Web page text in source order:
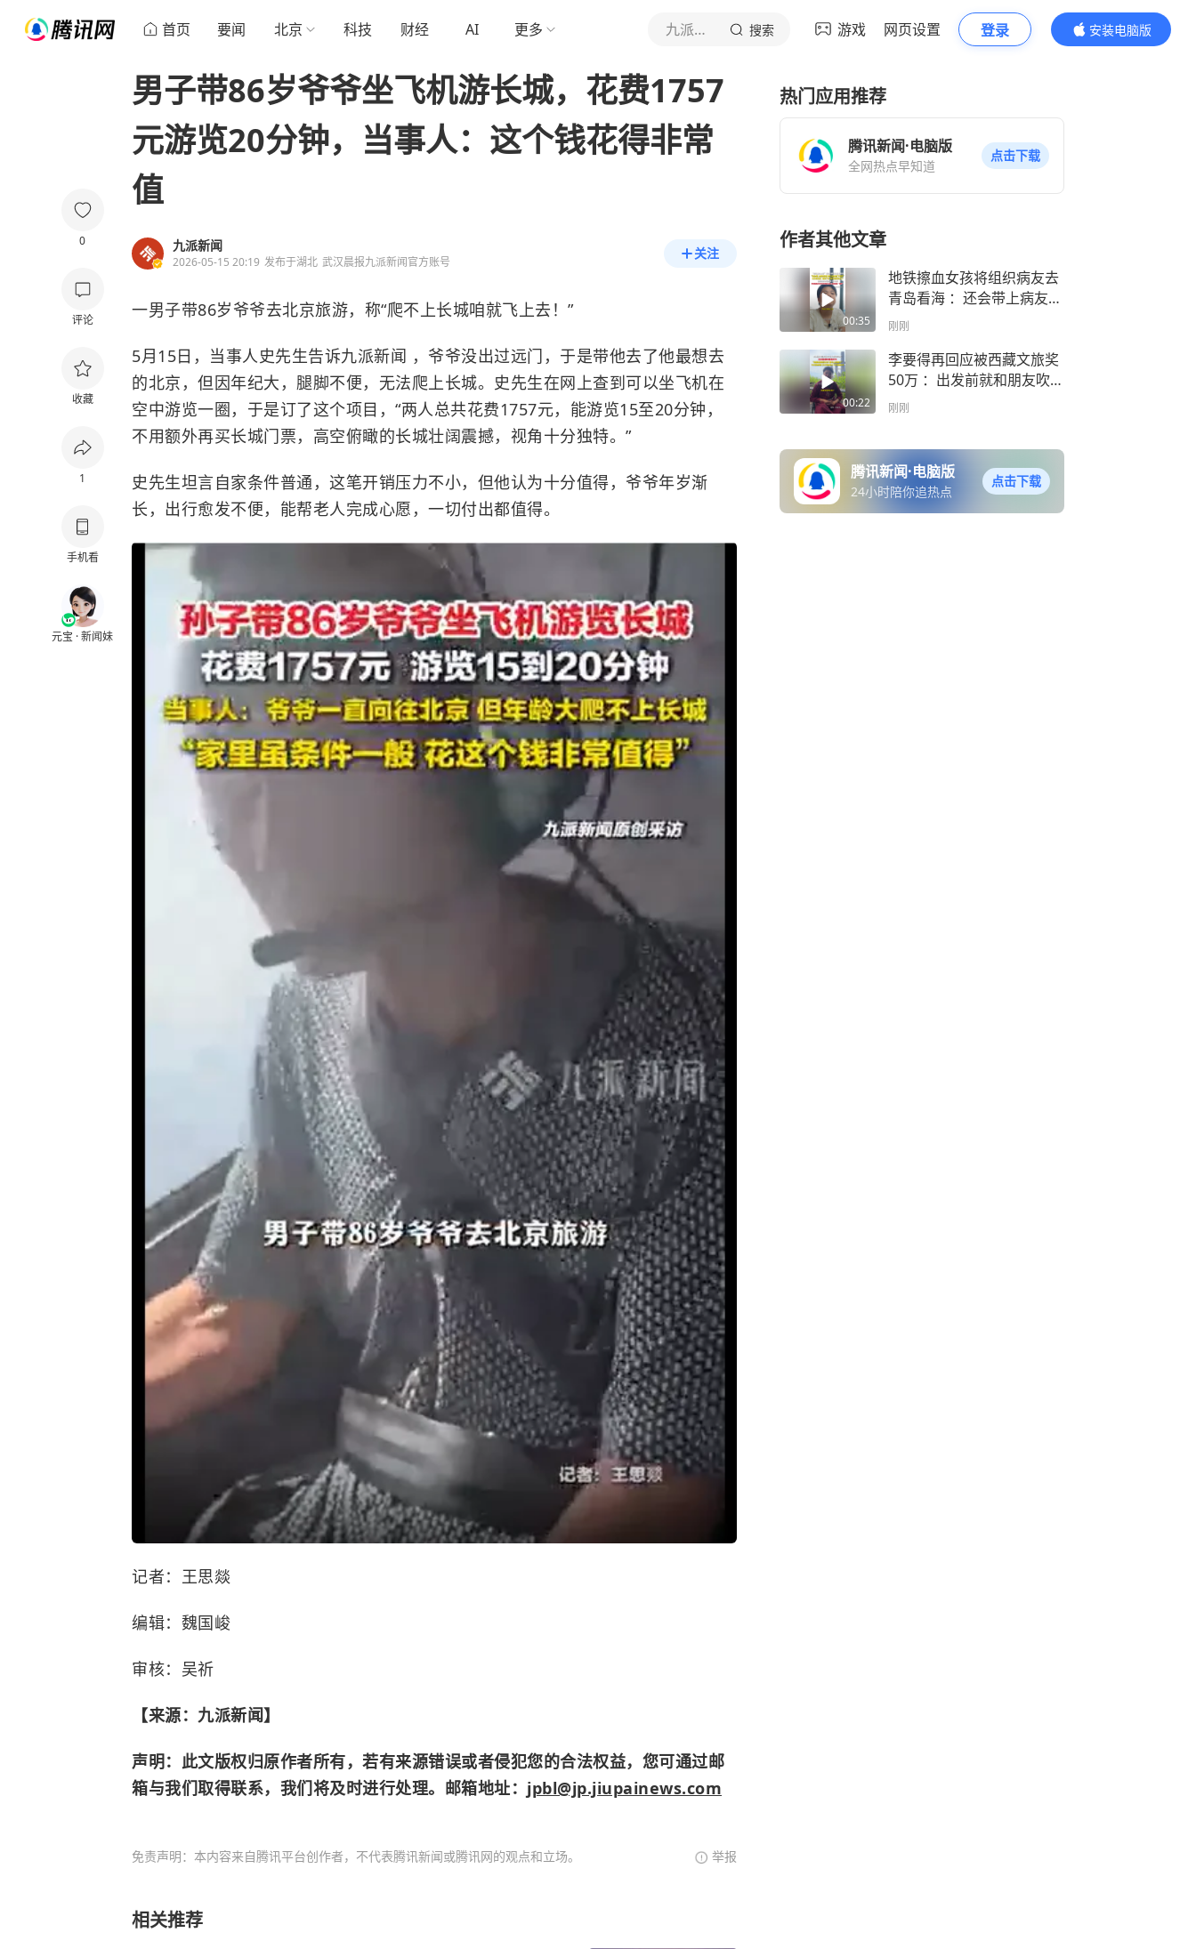
首页 要闻 北京 科技 财经 AI 更多 九派新闻 搜索 游戏 网页设置 登录
安装电脑版
内容更精彩
0
评论
收藏
1
手机看
元宝 · 新闻妹
男子带86岁爷爷坐飞机游长城，花费1757
元游览20分钟，当事人：这个钱花得非常
值
九派新闻
2026-05-15 20:19 发布于湖北 武汉晨报九派新闻官方账号
关注
一男子带86岁爷爷去北京旅游，称“爬不上长城咱就飞上去！”
5月15日，当事人史先生告诉九派新闻 ，爷爷没出过远门，于是带他去了他最想去
的北京，但因年纪大，腿脚不便，无法爬上长城。史先生在网上查到可以坐飞机在
空中游览一圈，于是订了这个项目，“两人总共花费1757元，能游览15至20分钟，
不用额外再买长城门票，高空俯瞰的长城壮阔震撼，视角十分独特。”
史先生坦言自家条件普通，这笔开销压力不小，但他认为十分值得，爷爷年岁渐
长，出行愈发不便，能帮老人完成心愿，一切付出都值得。
记者：王思燚
编辑：魏国峻
审核：吴祈
【来源：九派新闻】
声明：此文版权归原作者所有，若有来源错误或者侵犯您的合法权益，您可通过邮
箱与我们取得联系，我们将及时进行处理。邮箱地址： jpbl@jp.jiupainews.com
免责声明：本内容来自腾讯平台创作者，不代表腾讯新闻或腾讯网的观点和立场。 举报
相关推荐
热门应用推荐
腾讯新闻·电脑版
全网热点早知道
点击下载
作者其他文章
00:35
地铁擦血女孩将组织病友去
青岛看海 ：还会带上病友家
属，他们也承担了很多
刚刚
00:22
李要得再回应被西藏文旅奖
50万 ：出发前就和朋友吹
牛，我要是拿到50万，我马
刚刚
腾讯新闻·电脑版
24小时陪你追热点
点击下载